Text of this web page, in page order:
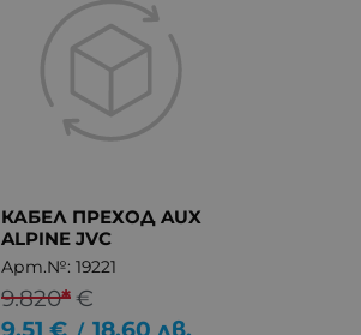
КАБЕЛ ПРЕХОД AUX
ALPINE JVC
Арт.№: 19221
9.820*€